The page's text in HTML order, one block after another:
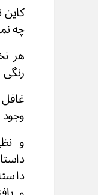
چه
هر
رنگی
وجود
و